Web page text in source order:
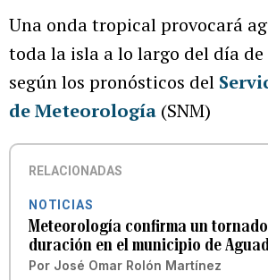
Una onda tropical provocará
toda la isla a lo largo del día de
según los pronósticos del
de Meteorología (SNM)
RELACIONADAS
NOTICIAS
Meteorología confirma un
duración en el municipio de
Por José Omar Rolón Martínez